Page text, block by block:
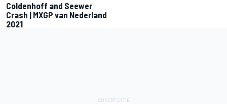
Coldenhoff and Seewer
Crash | MXGP van Nederland
2021